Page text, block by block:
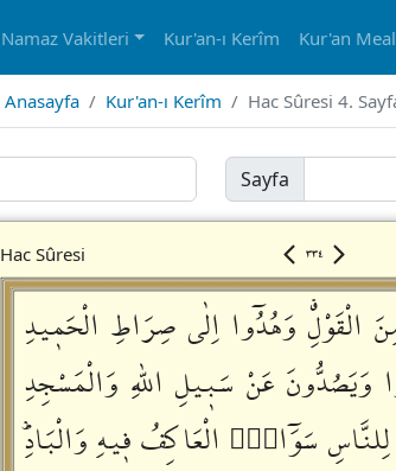
Namaz Vakitleri Kur'an-ı Kerîm Kur'an
Anasayfa Kur'an-ı Kerîm Hac Sûresi 4.
Sayfa
Hac Sûresi ٣٣٤
الْقَوْلِࣗ وَهُدُٓوا اِلٰى صِرَاطِ الْحَمٖيدِ
وَيَصُدُّونَ عَنْ سَبٖيلِ اللّٰهِ وَالْمَسْجِدِ
لِلنَّاسِ سَوَٓاءًۨ الْعَاكِفُ فٖيهِ وَالْبَادِؕ